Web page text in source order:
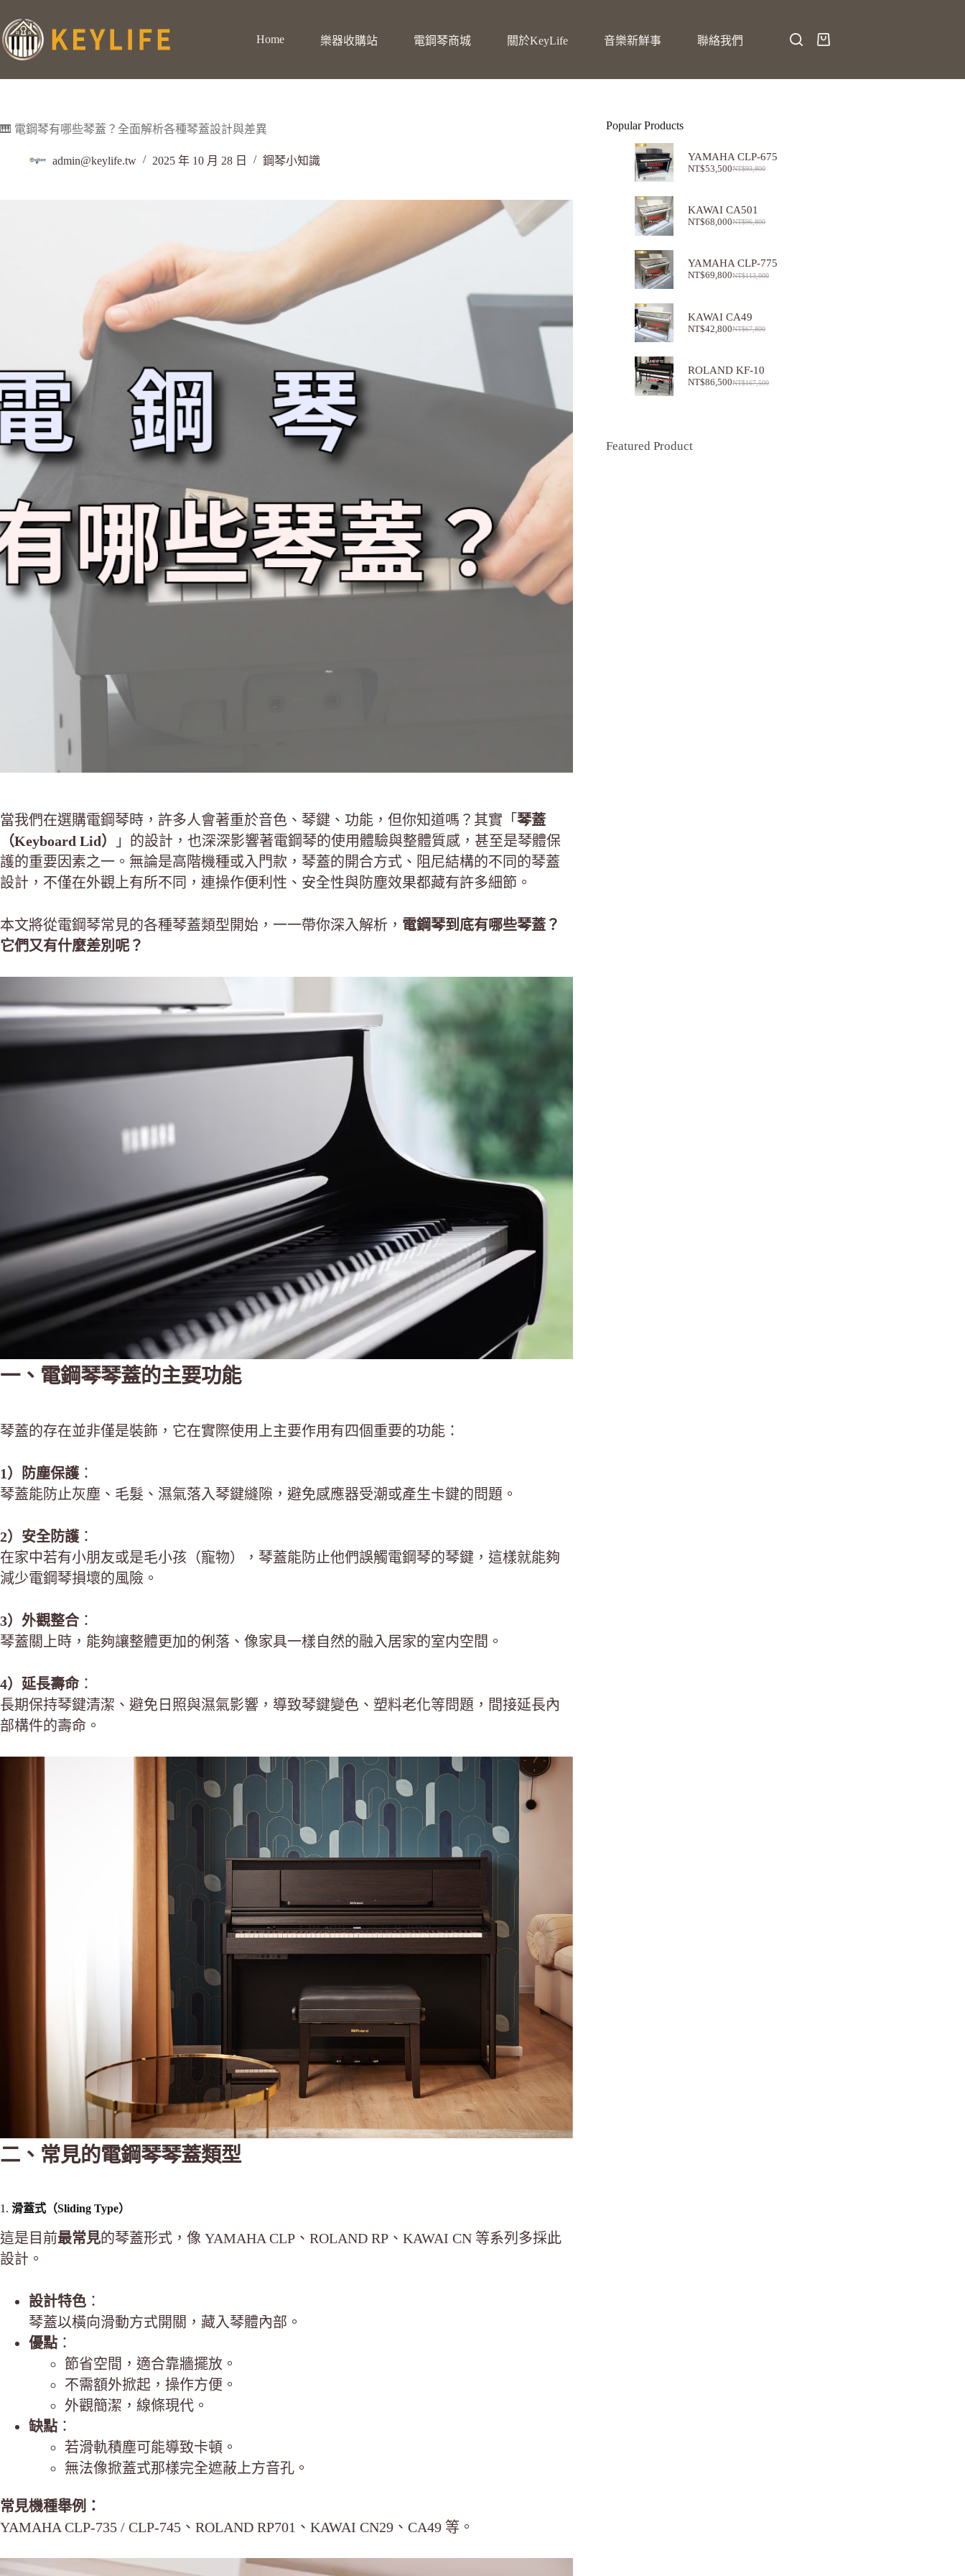
Home 樂器收購站 電鋼琴商城 關於KeyLife 音樂新鮮事 聯絡我們
🎹 電鋼琴有哪些琴蓋？全面解析各種琴蓋設計與差異
admin@keylife.tw 2025 年 10 月 28 日 鋼琴小知識
當我們在選購電鋼琴時，許多人會著重於音色、琴鍵、功能，但你知道嗎？其實「 琴蓋
（Keyboard Lid）
」的設計，也深深影響著電鋼琴的使用體驗與整體質感，甚至是琴體保
護的重要因素之一。無論是高階機種或入門款，琴蓋的開合方式、阻尼結構的不同的琴蓋
設計，不僅在外觀上有所不同，連操作便利性、安全性與防塵效果都藏有許多細節。
本文將從電鋼琴常見的各種琴蓋類型開始，一一帶你深入解析， 電鋼琴到底有哪些琴蓋？
它們又有什麼差別呢？
一、電鋼琴琴蓋的主要功能
琴蓋的存在並非僅是裝飾，它在實際使用上主要作用有四個重要的功能：
1）防塵保護 ：
琴蓋能防止灰塵、毛髮、濕氣落入琴鍵縫隙，避免感應器受潮或產生卡鍵的問題。
2）安全防護 ：
在家中若有小朋友或是毛小孩（寵物），琴蓋能防止他們誤觸電鋼琴的琴鍵，這樣就能夠
減少電鋼琴損壞的風險。
3）外觀整合 ：
琴蓋關上時，能夠讓整體更加的俐落、像家具一樣自然的融入居家的室内空間。
4）延長壽命：
長期保持琴鍵清潔、避免日照與濕氣影響，導致琴鍵變色、塑料老化等問題，間接延長內
部構件的壽命。
二、常見的電鋼琴琴蓋類型
1. 滑蓋式（Sliding Type）
這是目前最常見的琴蓋形式，像 YAMAHA CLP、ROLAND RP、KAWAI CN 等系列多採此
設計。
設計特色 ：
琴蓋以橫向滑動方式開關，藏入琴體內部。
優點 ：
節省空間，適合靠牆擺放。
不需額外掀起，操作方便。
外觀簡潔，線條現代。
缺點 ：
若滑軌積塵可能導致卡頓。
無法像掀蓋式那樣完全遮蔽上方音孔。
常見機種舉例：
YAMAHA CLP-735 / CLP-745、ROLAND RP701、KAWAI CN29、CA49 等。
Popular Products
YAMAHA CLP-675
NT$93,800
NT$53,500
KAWAI CA501
NT$96,800
NT$68,000
YAMAHA CLP-775
NT$113,000
NT$69,800
KAWAI CA49
NT$67,800
NT$42,800
ROLAND KF-10
NT$167,500
NT$86,500
Featured Product